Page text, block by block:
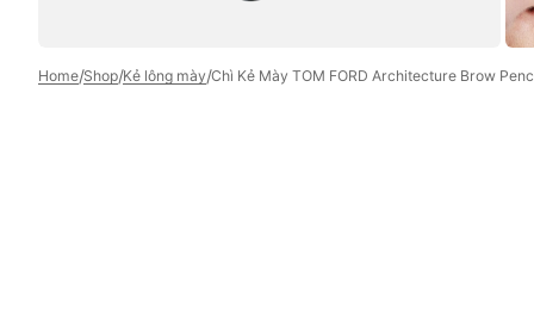
Home/Shop/Kẻ lông mày/Chì Kẻ Mày TOM FORD Architecture Brow